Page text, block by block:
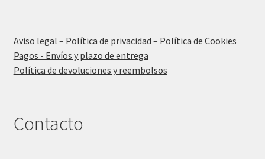
Aviso legal – Política de privacidad – Política de Cookies
Pagos - Envíos y plazo de entrega
Política de devoluciones y reembolsos
Contacto